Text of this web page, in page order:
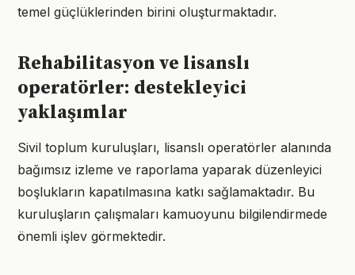
temel güçlüklerinden birini oluşturmaktadır.
Rehabilitasyon ve lisanslı
operatörler: destekleyici
yaklaşımlar
Sivil toplum kuruluşları, lisanslı operatörler alanında
bağımsız izleme ve raporlama yaparak düzenleyici
boşlukların kapatılmasına katkı sağlamaktadır. Bu
kuruluşların çalışmaları kamuoyunu bilgilendirmede
önemli işlev görmektedir.